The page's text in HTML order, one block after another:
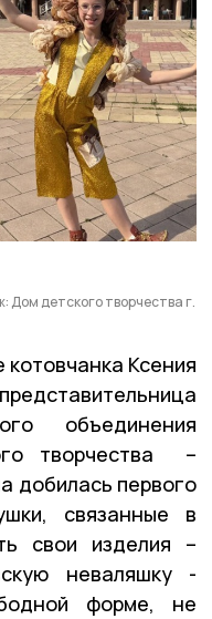
Дом детского творчества г.
котовчанка Ксения
объединения
творчества –
добилась первого
связанные в
свои изделия –
неваляшку -
форме, не